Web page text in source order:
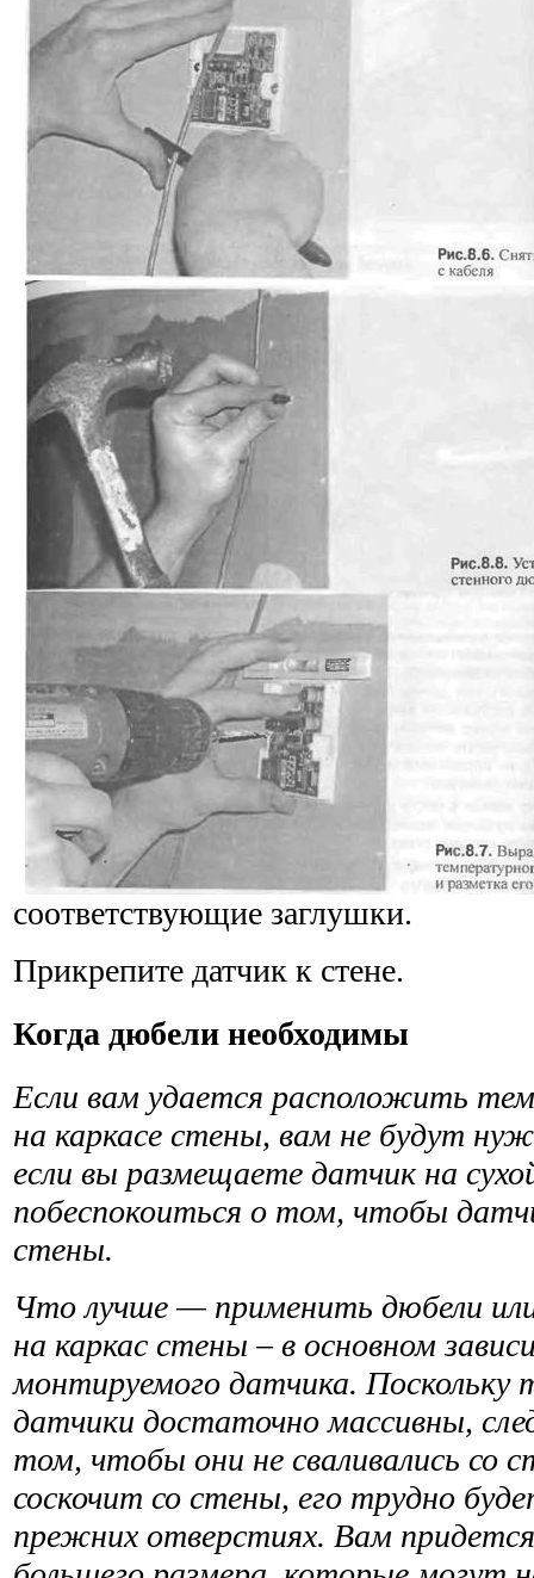
соответствующие заглушки.
Прикрепите датчик к стене.
Когда дюбели необходимы
Если вам удается расположить
на каркасе стены, вам не будут
если вы размещаете датчик на
побеспокоиться о том, чтобы
стены.
Что лучше — применить дюбели
на каркас стены – в основном
монтируемого датчика. Поскольку
датчики достаточно массивны,
том, чтобы они не сваливались со
соскочит со стены, его трудно
прежних отверстиях. Вам